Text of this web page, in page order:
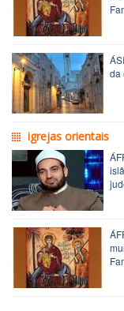
da
igrejas orientais